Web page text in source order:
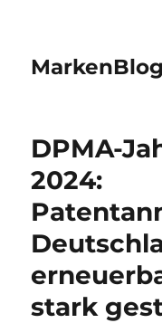
MarkenBlog
DPMA-
2024:
stark